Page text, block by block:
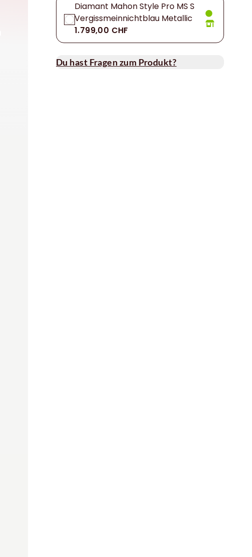
Diamant Mahon Style Pro MS S
Vergissmeinnichtblau Metallic
1.799,00 CHF
Du hast Fragen zum Produkt?